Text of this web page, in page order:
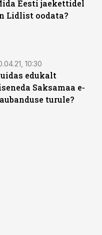
Eesti jaekettidel
Lidlist oodata?
10:30
edukalt
Saksamaa e-
turule?